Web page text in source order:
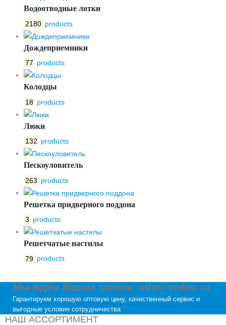
Водоотводные лотки
2180 products
Дождеприемники
77 products
Колодцы
18 products
Люки
132 products
Пескоуловитель
263 products
Решетка придверного поддона
3 products
Решетчатые настилы
79 products
Мы ждём Ваших заявок: info@vodoo.ru
Гарантируем хорошую оптовую цену, качественный сервис и
выгодные условия сотрудничества
НАШ АССОРТИМЕНТ